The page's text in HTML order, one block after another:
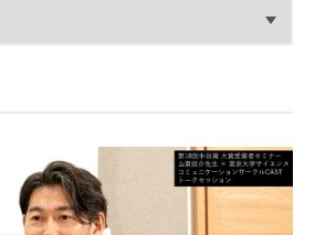
中谷財団40年史
40年史別冊
長期大型研究助成
交流助成
その他情報
個人情報保護に関する
お問い合わせ